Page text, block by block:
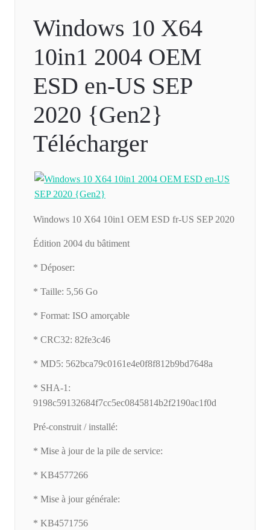
Windows 10 X64
10in1 2004 OEM
ESD en-US SEP
2020 {Gen2}
Télécharger
Windows 10 X64 10in1 OEM ESD fr-US SEP 2020
Édition 2004 du bâtiment
* Déposer:
* Taille: 5,56 Go
* Format: ISO amorçable
* CRC32: 82fe3c46
* MD5: 562bca79c0161e4e0f8f812b9bd7648a
* SHA-1:
9198c59132684f7cc5ec0845814b2f2190ac1f0d
Pré-construit / installé:
* Mise à jour de la pile de service:
* KB4577266
* Mise à jour générale:
* KB4571756